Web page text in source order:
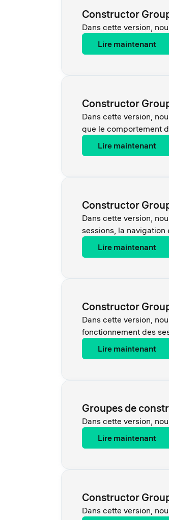
Constructor
Dans cette version,
Lire maintenant
Constructor
Dans cette version,
que le comportement
Lire maintenant
Constructor
Dans cette version,
sessions, la
Lire maintenant
Constructor
Dans cette version,
fonctionnement des
Lire maintenant
Groupes de
Dans cette version,
Lire maintenant
Constructor
Dans cette version,